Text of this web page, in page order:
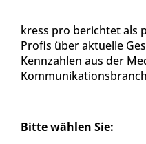
kress pro berichtet als
Profis über aktuelle
Kennzahlen aus der
Bitte wählen Sie: